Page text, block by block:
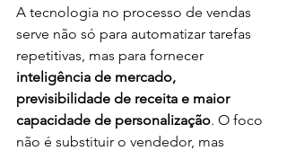
A tecnologia no processo de vendas
serve não só para automatizar tarefas
repetitivas, mas para fornecer
inteligência de mercado,
previsibilidade de receita e maior
capacidade de personalização. O foco
não é substituir o vendedor, mas